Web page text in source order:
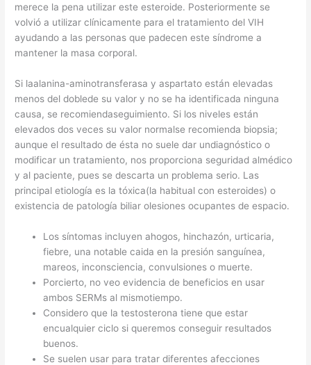
merece la pena utilizar este esteroide. Posteriormente se
volvió a utilizar clínicamente para el tratamiento del VIH
ayudando a las personas que padecen este síndrome a
mantener la masa corporal.
Si laalanina-aminotransferasa y aspartato están elevadas
menos del doblede su valor y no se ha identificada ninguna
causa, se recomiendaseguimiento. Si los niveles están
elevados dos veces su valor normalse recomienda biopsia;
aunque el resultado de ésta no suele dar undiagnóstico o
modificar un tratamiento, nos proporciona seguridad almédico
y al paciente, pues se descarta un problema serio. Las
principal etiología es la tóxica(la habitual con esteroides) o
existencia de patología biliar olesiones ocupantes de espacio.
Los síntomas incluyen ahogos, hinchazón, urticaria,
fiebre, una notable caida en la presión sanguínea,
mareos, inconsciencia, convulsiones o muerte.
Porcierto, no veo evidencia de beneficios en usar
ambos SERMs al mismotiempo.
Considero que la testosterona tiene que estar
encualquier ciclo si queremos conseguir resultados
buenos.
Se suelen usar para tratar diferentes afecciones